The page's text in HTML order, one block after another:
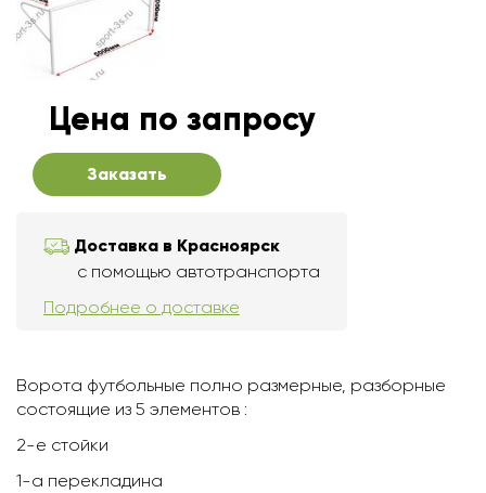
Цена по запросу
Заказать
Доставка в Красноярск
с помощью автотранспорта
Подробнее о доставке
Ворота футбольные полно размерные, разборные
состоящие из 5 элементов :
2-е стойки
1-а перекладина